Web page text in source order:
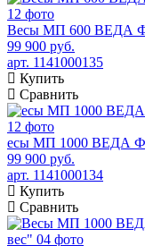
Весы МП 600 ВЕДА Ф-
99 900 руб.
арт. 1141000135
Купить
Сравнить
есы МП 1000 ВЕДА Ф-
99 900 руб.
арт. 1141000134
Купить
Сравнить